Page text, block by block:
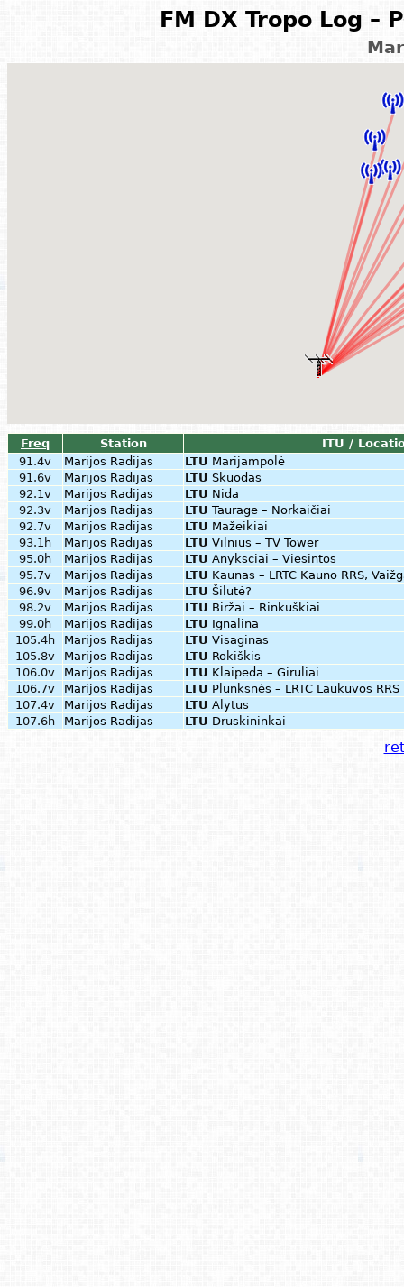
FM DX Tropo Log –
Freq Station
ITU /
91.4v
Marijos Radijas LTU Marijampolė
91.6v
Marijos Radijas LTU Skuodas
92.1v
Marijos Radijas LTU Nida
92.3v
Marijos Radijas LTU Taurage – Norkaičiai
92.7v
Marijos Radijas LTU Mažeikiai
93.1h
Marijos Radijas LTU Vilnius – TV Tower
95.0h
Marijos Radijas LTU Anyksciai – Viesintos
95.7v
Marijos Radijas LTU Kaunas – LRTC Kauno RRS,
96.9v
Marijos Radijas LTU Šilutė?
98.2v
Marijos Radijas LTU Biržai – Rinkuškiai
99.0h
Marijos Radijas LTU Ignalina
105.4h
Marijos Radijas LTU Visaginas
105.8v
Marijos Radijas LTU Rokiškis
106.0v
Marijos Radijas LTU Klaipeda – Giruliai
106.7v
Marijos Radijas LTU Plunksnės – LRTC Laukuvos RRS
107.4v
Marijos Radijas LTU Alytus
107.6h
Marijos Radijas LTU Druskininkai